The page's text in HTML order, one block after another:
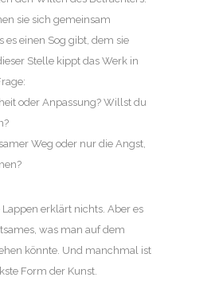
sie sich gemeinsam
es einen Sog gibt, dem sie
Stelle kippt das Werk in
oder Anpassung? Willst du
Weg oder nur die Angst,
erklärt nichts. Aber es
was man auf dem
könnte. Und manchmal ist
Form der Kunst.